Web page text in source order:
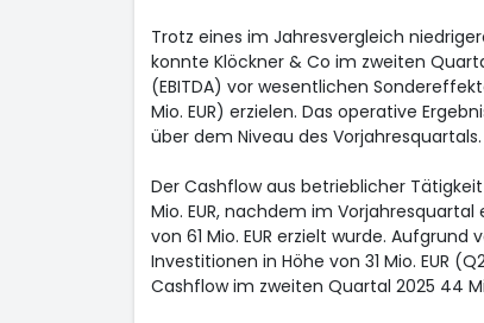
Trotz eines im Jahresvergleich
konnte Klöckner & Co im zweiten
(EBITDA) vor wesentlichen
Mio. EUR) erzielen. Das operative
über dem Niveau des Vorjahresquartals.
Der Cashflow aus betrieblicher
Mio. EUR, nachdem im
von 61 Mio. EUR erzielt wurde.
Investitionen in Höhe von 31 Mio. EUR
Cashflow im zweiten Quartal 2025 44